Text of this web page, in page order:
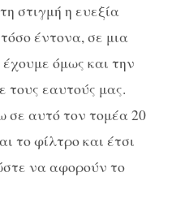
στιγμή η ευεξία
έντονα, σε μια
όμως και την
τους εαυτούς μας.
σε αυτό τον τομέα 20
το φίλτρο και έτσι
να αφορούν το